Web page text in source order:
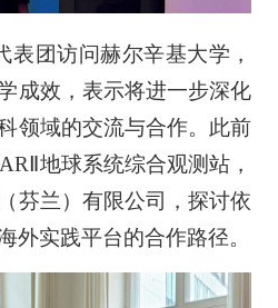
表团访问赫尔辛基大学，
成效，表示将进一步深化
领域的交流与合作。此前
地球系统综合观测站，
芬兰）有限公司，探讨依
外实践平台的合作路径。